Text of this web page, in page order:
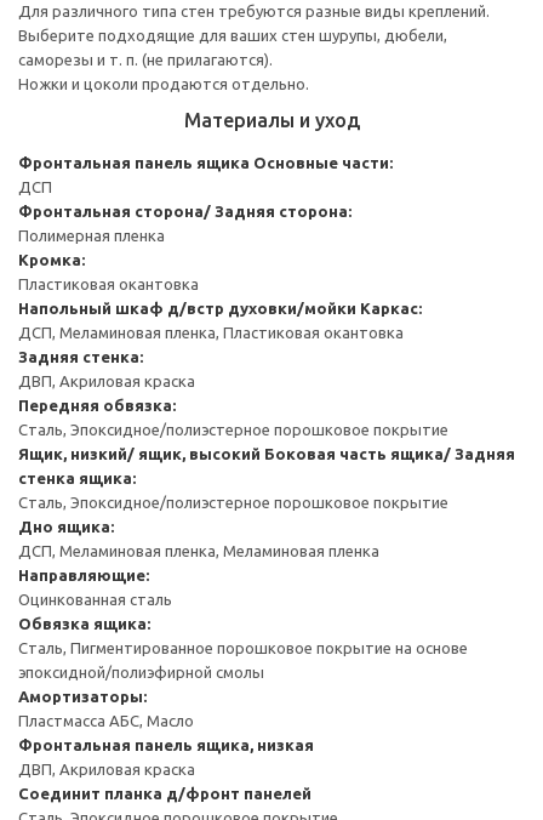
Для различного типа стен требуются разные виды креплений.
Выберите подходящие для ваших стен шурупы, дюбели,
саморезы и т. п. (не прилагаются).
Ножки и цоколи продаются отдельно.
Материалы и уход
Фронтальная панель ящика Основные части:
ДСП
Фронтальная сторона/ Задняя сторона:
Полимерная пленка
Кромка:
Пластиковая окантовка
Напольный шкаф д/встр духовки/мойки Каркас:
ДСП, Меламиновая пленка, Пластиковая окантовка
Задняя стенка:
ДВП, Акриловая краска
Передняя обвязка:
Сталь, Эпоксидное/полиэстерное порошковое покрытие
Ящик, низкий/ ящик, высокий Боковая часть ящика/ Задняя
стенка ящика:
Сталь, Эпоксидное/полиэстерное порошковое покрытие
Дно ящика:
ДСП, Меламиновая пленка, Меламиновая пленка
Направляющие:
Оцинкованная сталь
Обвязка ящика:
Сталь, Пигментированное порошковое покрытие на основе
эпоксидной/полиэфирной смолы
Амортизаторы:
Пластмасса АБС, Масло
Фронтальная панель ящика, низкая
ДВП, Акриловая краска
Соединит планка д/фронт панелей